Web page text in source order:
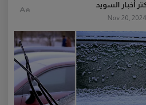
أخبار السويد
Nov 20,